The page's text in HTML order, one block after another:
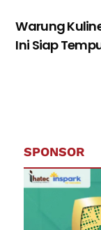
Warung
Ini Siap
SPONSOR